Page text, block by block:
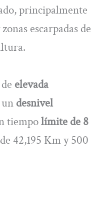
principalmente
escarpadas de
elevada
desnivel
tiempolímite de 8
42,195 Km y 500